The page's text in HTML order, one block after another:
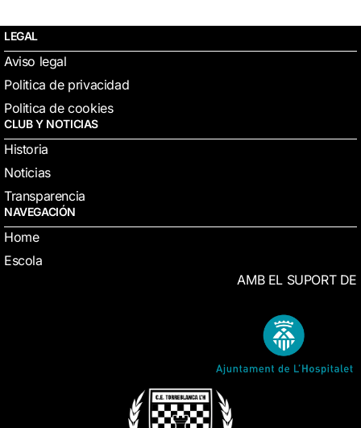
LEGAL
Aviso legal
Politica de privacidad
Politica de cookies
CLUB Y NOTICIAS
Historia
Noticias
Transparencia
NAVEGACIÓN
Home
Escola
AMB EL SUPORT DE